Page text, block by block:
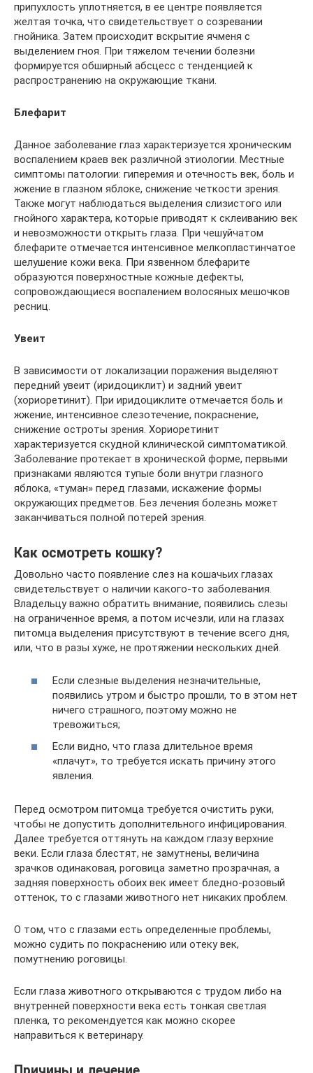
припухлость уплотняется, в ее центре появляется
желтая точка, что свидетельствует о созревании
гнойника. Затем происходит вскрытие ячменя с
выделением гноя. При тяжелом течении болезни
формируется обширный абсцесс с тенденцией к
распространению на окружающие ткани.
Блефарит
Данное заболевание глаз характеризуется хроническим
воспалением краев век различной этиологии. Местные
симптомы патологии: гиперемия и отечность век, боль и
жжение в глазном яблоке, снижение четкости зрения.
Также могут наблюдаться выделения слизистого или
гнойного характера, которые приводят к склеиванию век
и невозможности открыть глаза. При чешуйчатом
блефарите отмечается интенсивное мелкопластинчатое
шелушение кожи века. При язвенном блефарите
образуются поверхностные кожные дефекты,
сопровождающиеся воспалением волосяных мешочков
ресниц.
Увеит
В зависимости от локализации поражения выделяют
передний увеит (иридоциклит) и задний увеит
(хориоретинит). При иридоциклите отмечается боль и
жжение, интенсивное слезотечение, покраснение,
снижение остроты зрения. Хориоретинит
характеризуется скудной клинической симптоматикой.
Заболевание протекает в хронической форме, первыми
признаками являются тупые боли внутри глазного
яблока, «туман» перед глазами, искажение формы
окружающих предметов. Без лечения болезнь может
заканчиваться полной потерей зрения.
Как осмотреть кошку?
Довольно часто появление слез на кошачьих глазах
свидетельствует о наличии какого-то заболевания.
Владельцу важно обратить внимание, появились слезы
на ограниченное время, а потом исчезли, или на глазах
питомца выделения присутствуют в течение всего дня,
или, что в разы хуже, не протяжении нескольких дней.
Если слезные выделения незначительные,
появились утром и быстро прошли, то в этом нет
ничего страшного, поэтому можно не
тревожиться;
Если видно, что глаза длительное время
«плачут», то требуется искать причину этого
явления.
Перед осмотром питомца требуется очистить руки,
чтобы не допустить дополнительного инфицирования.
Далее требуется оттянуть на каждом глазу верхние
веки. Если глаза блестят, не замутнены, величина
зрачков одинаковая, роговица заметно прозрачная, а
задняя поверхность обоих век имеет бледно-розовый
оттенок, то с глазами животного нет никаких проблем.
О том, что с глазами есть определенные проблемы,
можно судить по покраснению или отеку век,
помутнению роговицы.
Если глаза животного открываются с трудом либо на
внутренней поверхности века есть тонкая светлая
пленка, то рекомендуется как можно скорее
направиться к ветеринару.